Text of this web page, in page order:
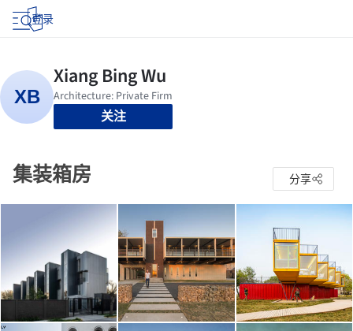
登录
关注
集装箱房 分享